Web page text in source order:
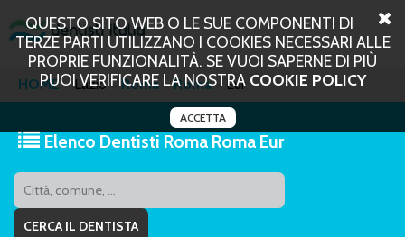
QUESTO SITO WEB O LE SUE COMPONENTI DI
TERZE PARTI UTILIZZANO I COOKIES NECESSARI ALLE
PROPRIE FUNZIONALITÀ. SE VUOI SAPERNE DI PIÙ
PUOI VERIFICARE LA NOSTRA COOKIE POLICY
ACCETTA
HOME Lazio Roma Roma Eur
Elenco Dentisti Roma Roma Eur